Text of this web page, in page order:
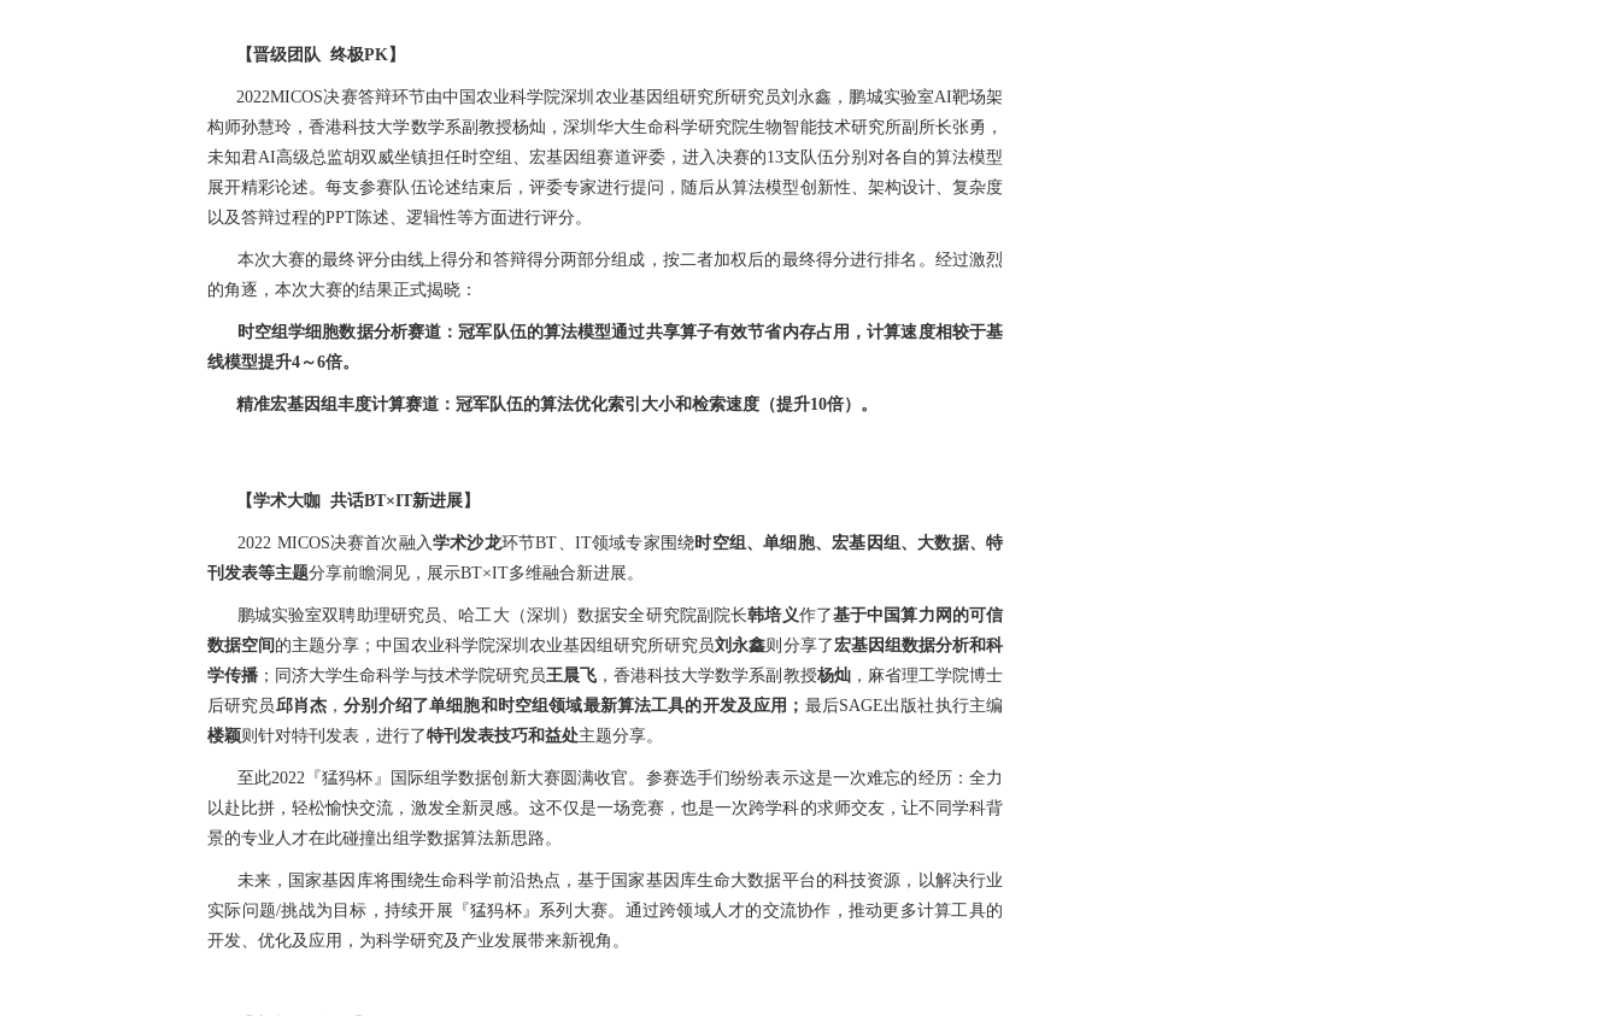
【晋级团队 终极PK】
2022MICOS决赛答辩环节由中国农业科学院深圳农业基因组研究所研究员刘永鑫，鹏城实验室AI靶场架
构师孙慧玲，香港科技大学数学系副教授杨灿，深圳华大生命科学研究院生物智能技术研究所副所长张勇，
未知君AI高级总监胡双威坐镇担任时空组、宏基因组赛道评委，进入决赛的13支队伍分别对各自的算法模型
展开精彩论述。每支参赛队伍论述结束后，评委专家进行提问，随后从算法模型创新性、架构设计、复杂度
以及答辩过程的PPT陈述、逻辑性等方面进行评分。
本次大赛的最终评分由线上得分和答辩得分两部分组成，按二者加权后的最终得分进行排名。经过激烈
的角逐，本次大赛的结果正式揭晓：
时空组学细胞数据分析赛道：冠军队伍的算法模型通过共享算子有效节省内存占用，计算速度相较于基
线模型提升4～6倍。
精准宏基因组丰度计算赛道：冠军队伍的算法优化索引大小和检索速度（提升10倍）。
【学术大咖 共话BT×IT新进展】
2022 MICOS决赛首次融入学术沙龙环节BT、IT领域专家围绕时空组、单细胞、宏基因组、大数据、特
刊发表等主题分享前瞻洞见，展示BT×IT多维融合新进展。
鹏城实验室双聘助理研究员、哈工大（深圳）数据安全研究院副院长韩培义作了基于中国算力网的可信
数据空间 的主题分享；中国农业科学院深圳农业基因组研究所研究员刘永鑫则分享了宏基因组数据分析和科
学传播 ；同济大学生命科学与技术学院研究员王晨飞 ，香港科技大学数学系副教授杨灿，麻省理工学院博士
后研究员邱肖杰 ，分别介绍了单细胞和时空组领域最新算法工具的开发及应用； 最后SAGE出版社执行主编
楼颖则针对特刊发表，进行了特刊发表技巧和益处主题分享。
至此2022『猛犸杯』国际组学数据创新大赛圆满收官。参赛选手们纷纷表示这是一次难忘的经历：全力
以赴比拼，轻松愉快交流，激发全新灵感。这不仅是一场竞赛，也是一次跨学科的求师交友，让不同学科背
景的专业人才在此碰撞出组学数据算法新思路。
未来，国家基因库将围绕生命科学前沿热点，基于国家基因库生命大数据平台的科技资源，以解决行业
实际问题/挑战为目标，持续开展『猛犸杯』系列大赛。通过跨领域人才的交流协作，推动更多计算工具的
开发、优化及应用，为科学研究及产业发展带来新视角。